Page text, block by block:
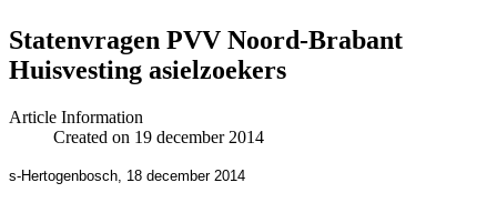
Statenvragen PVV Noord-Brabant
Huisvesting asielzoekers
Article Information
Created on 19 december 2014
s-Hertogenbosch, 18 december 2014